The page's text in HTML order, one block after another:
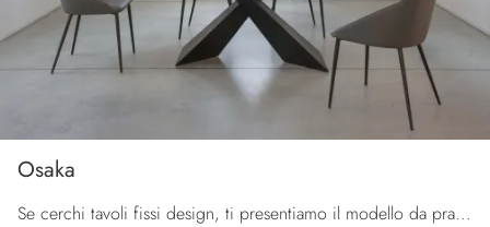
Osaka
Se cerchi tavoli fissi design, ti presentiamo il modello da pranzo in vetro Osaka dell'azienda La Seggiola.